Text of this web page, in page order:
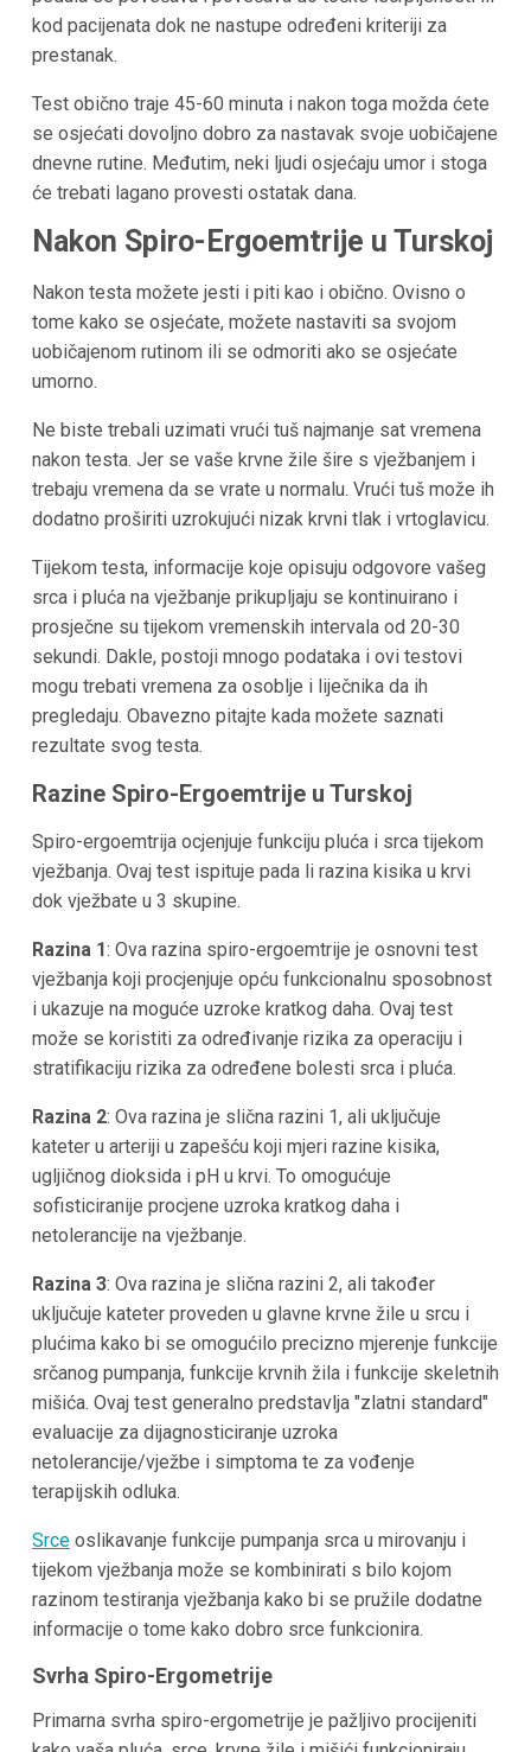
kod pacijenata dok ne nastupe određeni kriteriji za
prestanak.
Test obično traje 45-60 minuta i nakon toga možda ćete
se osjećati dovoljno dobro za nastavak svoje uobičajene
dnevne rutine. Međutim, neki ljudi osjećaju umor i stoga
će trebati lagano provesti ostatak dana.
Nakon Spiro-Ergoemtrije u Turskoj
Nakon testa možete jesti i piti kao i obično. Ovisno o
tome kako se osjećate, možete nastaviti sa svojom
uobičajenom rutinom ili se odmoriti ako se osjećate
umorno.
Ne biste trebali uzimati vrući tuš najmanje sat vremena
nakon testa. Jer se vaše krvne žile šire s vježbanjem i
trebaju vremena da se vrate u normalu. Vrući tuš može ih
dodatno proširiti uzrokujući nizak krvni tlak i vrtoglavicu.
Tijekom testa, informacije koje opisuju odgovore vašeg
srca i pluća na vježbanje prikupljaju se kontinuirano i
prosječne su tijekom vremenskih intervala od 20-30
sekundi. Dakle, postoji mnogo podataka i ovi testovi
mogu trebati vremena za osoblje i liječnika da ih
pregledaju. Obavezno pitajte kada možete saznati
rezultate svog testa.
Razine Spiro-Ergoemtrije u Turskoj
Spiro-ergoemtrija ocjenjuje funkciju pluća i srca tijekom
vježbanja. Ovaj test ispituje pada li razina kisika u krvi
dok vježbate u 3 skupine.
Razina 1: Ova razina spiro-ergoemtrije je osnovni test
vježbanja koji procjenjuje opću funkcionalnu sposobnost
i ukazuje na moguće uzroke kratkog daha. Ovaj test
može se koristiti za određivanje rizika za operaciju i
stratifikaciju rizika za određene bolesti srca i pluća.
Razina 2: Ova razina je slična razini 1, ali uključuje
kateter u arteriji u zapešću koji mjeri razine kisika,
ugljičnog dioksida i pH u krvi. To omogućuje
sofisticiranije procjene uzroka kratkog daha i
netolerancije na vježbanje.
Razina 3: Ova razina je slična razini 2, ali također
uključuje kateter proveden u glavne krvne žile u srcu i
plućima kako bi se omogućilo precizno mjerenje funkcije
srčanog pumpanja, funkcije krvnih žila i funkcije skeletnih
mišića. Ovaj test generalno predstavlja "zlatni standard"
evaluacije za dijagnosticiranje uzroka
netolerancije/vježbe i simptoma te za vođenje
terapijskih odluka.
Srceoslikavanje funkcije pumpanja srca u mirovanju i
tijekom vježbanja može se kombinirati s bilo kojom
razinom testiranja vježbanja kako bi se pružile dodatne
informacije o tome kako dobro srce funkcionira.
Svrha Spiro-Ergometrije
Primarna svrha spiro-ergometrije je pažljivo procijeniti